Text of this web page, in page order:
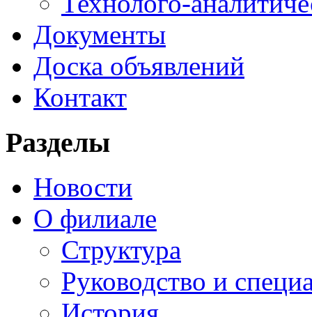
Документы
Доска объявлений
Контакт
Разделы
Новости
О филиале
Структура
Руководство и